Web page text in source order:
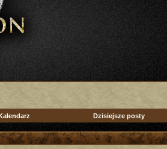
Dzisiejsze posty